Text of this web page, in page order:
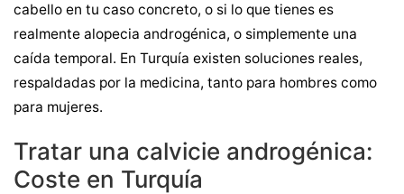
cabello en tu caso concreto, o si lo que tienes es
realmente alopecia androgénica, o simplemente una
caída temporal. En Turquía existen soluciones reales,
respaldadas por la medicina, tanto para hombres como
para mujeres.
Tratar una calvicie androgénica:
Coste en Turquía